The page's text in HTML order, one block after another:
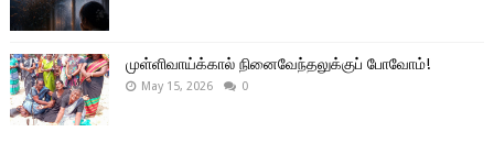
முள்ளிவாய்க்கால் நினைவேந்தலுக்குப் போவோம்!
May 15, 2026 0